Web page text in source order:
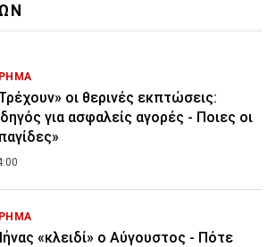
οι θερινές εκπτώσεις:
για ασφαλείς αγορές - Ποιες οι
«κλειδί» ο Αύγουστος - Πότε